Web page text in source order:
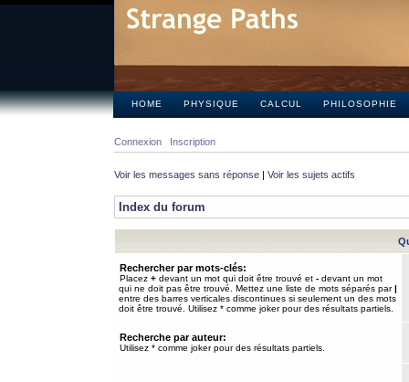
HOME PHYSIQUE CALCUL PHILOSOPHIE
Connexion Inscription
Voir les messages sans réponse | Voir les sujets actifs
Index du forum
Rechercher par mots-clés:
Placez + devant un mot qui doit être trouvé et - devant un mot
qui ne doit pas être trouvé. Mettez une liste de mots séparés par|
entre des barres verticales discontinues si seulement un des mots
doit être trouvé. Utilisez * comme joker pour des résultats partiels.
Recherche par auteur:
Utilisez * comme joker pour des résultats partiels.